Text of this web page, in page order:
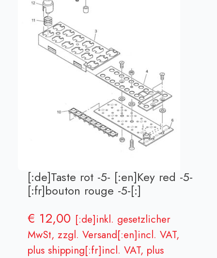
[:de]Taste rot -5- [:en]Key red -5-
[:fr]bouton rouge -5-[:]
€ 12,00 [:de]inkl. gesetzlicher
MwSt, zzgl. Versand[:en]incl. VAT,
plus shipping[:fr]incl. VAT, plus